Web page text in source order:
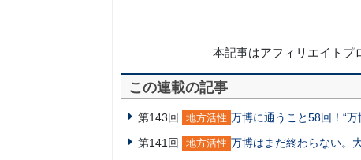
本記事はアフィリエイトプ
この連載の記事
第143回 地方活性 万博に通うこと58回！“
第141回
地方活性 万博はまだ終わらない。